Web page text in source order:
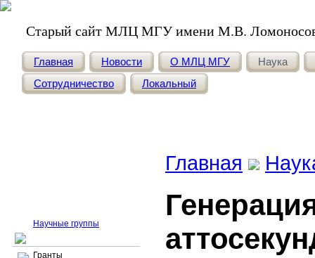
Старый сайт МЛЦ МГУ имени М.В.
Главная Новости О МЛЦ МГУ
Наука
Сотрудничество
Локальный
Научные группы
Гранты
Главная